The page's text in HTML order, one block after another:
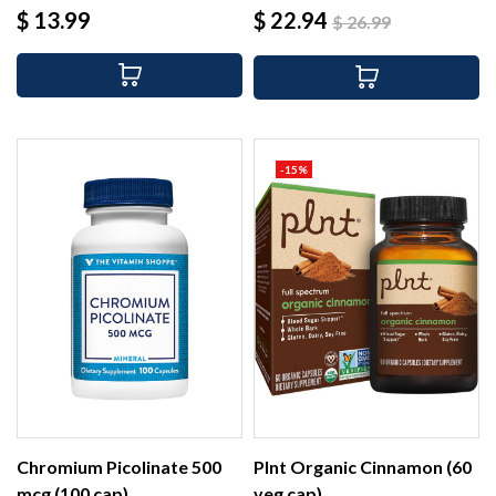
Precio
$ 13.99 Precio
$ 22.94 Precio
$ 26.99
Chromium Picolinate 500
Plnt Organic Cinnamon (60
-15%